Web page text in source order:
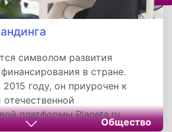
символом развития
в стране.
году, он приурочен к
отечественной
платформы Planeta.ru.
важность
Общество